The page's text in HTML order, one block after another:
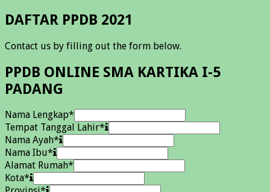
DAFTAR PPDB 2021
Contact us by filling out the form below.
PPDB ONLINE SMA KARTIKA I-5
PADANG
Nama Lengkap*
Tempat Tanggal Lahir*
Nama Ayah*
Nama Ibu*
Alamat Rumah*
Kota*